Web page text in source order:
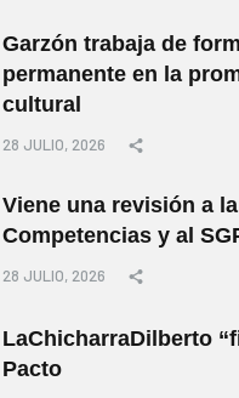
Garzón trabaja de
permanente en la
cultural
28 JULIO, 2026
Viene una revisión a
Competencias y al
28 JULIO, 2026
LaChicharraDilberto
Pacto